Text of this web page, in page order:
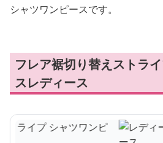
シャツワンピースです。
フレア裾切り替えストラ
スレディース